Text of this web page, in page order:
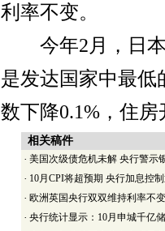
利率不变。
今年2月，日本
是发达国家中最低
数下降0.1%，住
相关稿件
· 美国次级债危机未解 央行警示
· 10月CPI将超预期 央行加息控
· 欧洲英国央行双双维持利率不变
· 央行统计显示：10月申城千亿